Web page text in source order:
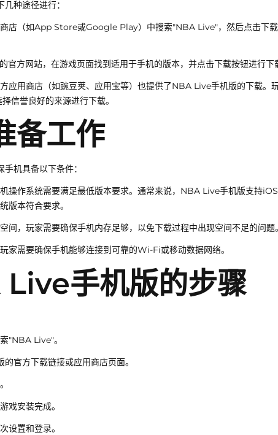
种途径进行：
店（如App Store或Google Play）中搜索"NBA Live"，然后点击下
方网站，在游戏页面找到适用于手机的版本，并点击下载按钮进行下
应用商店（如豌豆荚、应用宝等）也提供了NBA Live手机版的下载。
信誉良好的来源进行下载。
备工作
机具备以下条件：
操作系统需要满足最低版本要求。通常来说，NBA Live手机版支持
版本符合要求。
间，玩家需要确保手机内存足够，以免下载过程中出现空间不足的问题。
家需要确保手机能够连接到可靠的Wi-Fi或移动数据网络。
手机版的步骤
"NBA Live"。
官方下载链接或应用商店页面。
戏安装完成。
设置和登录。